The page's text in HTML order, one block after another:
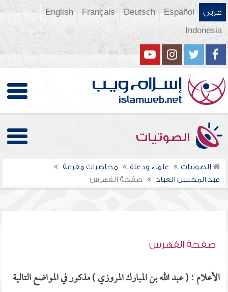
عربي Español
Deutsch
Français
English
Indonesia
الصوتيات
الصوتيات علماء ودعاة
محاضرات مفرغة
عبد المحسن العباد
صفحة الفهرس
صفحة الفهرس
الأعلام : ( عبد الله بن المبارك المروزي ) مذكور في المواضع التالية